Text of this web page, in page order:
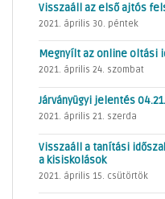
Visszaáll az első ajtós
2021. április 30. péntek
Megnyílt az online oltási
2021. április 24. szombat
Járványügyi jelentés 04.21.
2021. április 21. szerda
Visszaáll a tanítási
a kisiskolások
2021. április 15. csütörtök